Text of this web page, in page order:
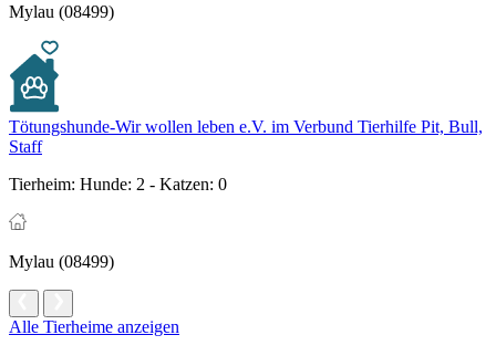
Mylau (08499)
Tötungshunde-Wir wollen leben e.V. im Verbund Tierhilfe Pit, Bull,
Staff
Tierheim: Hunde: 2 - Katzen: 0
Mylau (08499)
Alle Tierheime anzeigen